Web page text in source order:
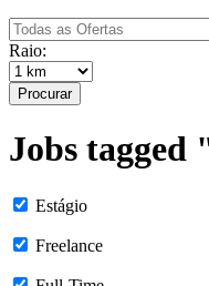
Raio:
Procurar
Jobs
Estágio
Freelance